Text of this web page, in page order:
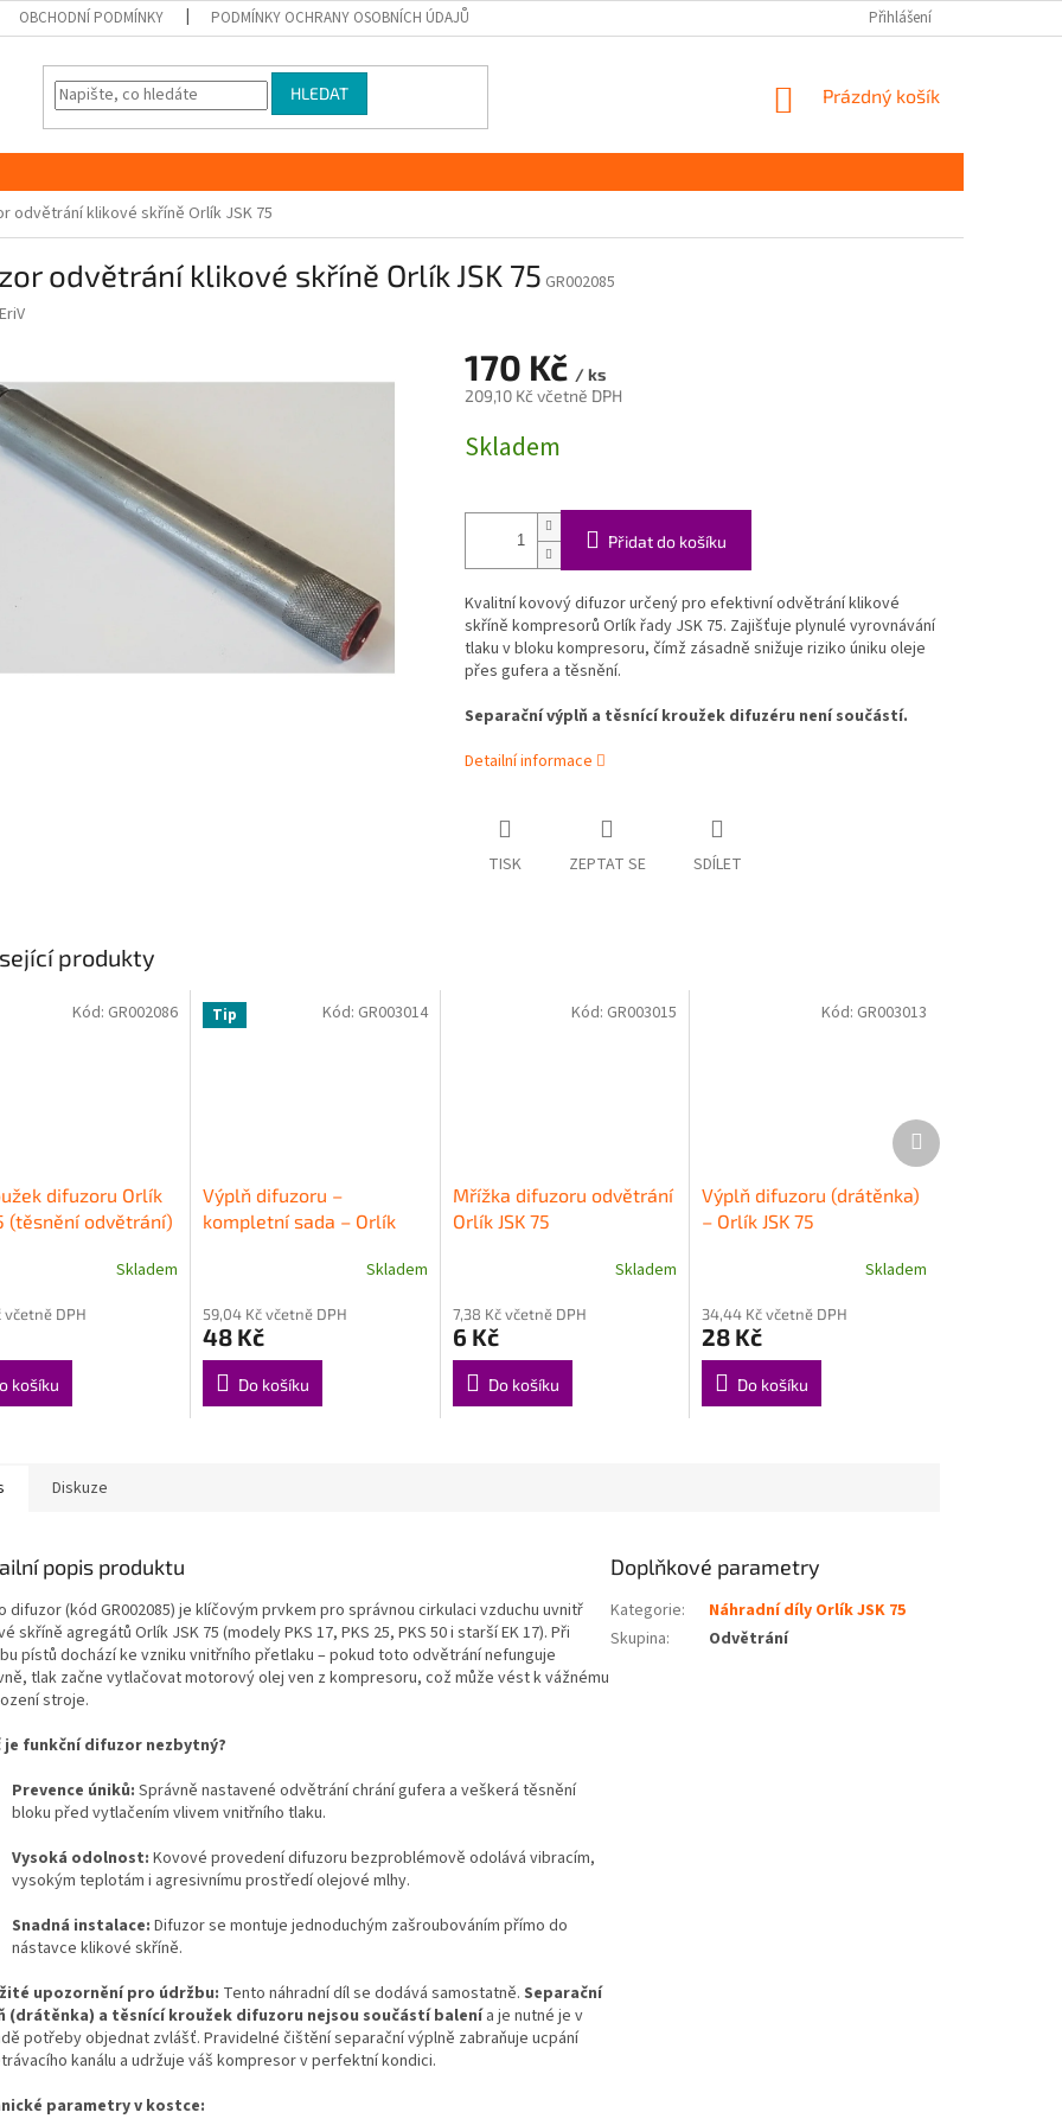
OBCHODNÍ PODMÍNKY PODMÍNKY OCHRANY OSOBNÍCH ÚDAJŮ Přihlášení
HLEDAT
NÁKUPNÍ
Prázdný košík
odvětrání klikové skříně Orlík JSK 75
odvětrání klikové skříně Orlík JSK 75 GR002085
EriV
170 Kč / ks
209,10 Kč včetně DPH
cena:
Skladem
Přidat do košíku
Kvalitní kovový difuzor určený pro efektivní odvětrání klikové
skříně kompresorů Orlík řady JSK 75. Zajišťuje plynulé vyrovnávání
tlaku v bloku kompresoru, čímž zásadně snižuje riziko úniku oleje
přes gufera a těsnění.
Separační výplň a těsnící kroužek difuzéru není součástí.
Detailní informace
TISK ZEPTAT SE SDÍLET
produkty
difuzoru Orlík
(těsnění odvětrání)
Skladem
včetně DPH
košíku
Kód: GR002086 Tip
Výplň difuzoru –
kompletní sada – Orlík
Skladem
59,04 Kč včetně DPH
48 Kč
Do košíku
Kód: GR003014
Mřížka difuzoru odvětrání
Orlík JSK 75
Skladem
7,38 Kč včetně DPH
6 Kč
Do košíku
Kód: GR003015
Výplň difuzoru (drátěnka)
– Orlík JSK 75
Skladem
34,44 Kč včetně DPH
28 Kč
Do košíku
Kód: GR003013
Další
produkt
Diskuze
popis produktu
difuzor (kód GR002085) je klíčovým prvkem pro správnou cirkulaci vzduchu uvnitř
skříně agregátů Orlík JSK 75 (modely PKS 17, PKS 25, PKS 50 i starší EK 17). Při
pístů dochází ke vzniku vnitřního přetlaku – pokud toto odvětrání nefunguje
tlak začne vytlačovat motorový olej ven z kompresoru, což může vést k vážnému
stroje.
je funkční difuzor nezbytný?
Prevence úniků: Správně nastavené odvětrání chrání gufera a veškerá těsnění
bloku před vytlačením vlivem vnitřního tlaku.
Vysoká odolnost: Kovové provedení difuzoru bezproblémově odolává vibracím,
vysokým teplotám i agresivnímu prostředí olejové mlhy.
Snadná instalace: Difuzor se montuje jednoduchým zašroubováním přímo do
nástavce klikové skříně.
upozornění pro údržbu: Tento náhradní díl se dodává samostatně. Separační
(drátěnka) a těsnící kroužek difuzoru nejsou součástí balenía je nutné je v
potřeby objednat zvlášť. Pravidelné čištění separační výplně zabraňuje ucpání
kanálu a udržuje váš kompresor v perfektní kondici.
parametry v kostce:
Doplňkové parametry
Kategorie:
Náhradní díly Orlík JSK 75
Skupina: Odvětrání